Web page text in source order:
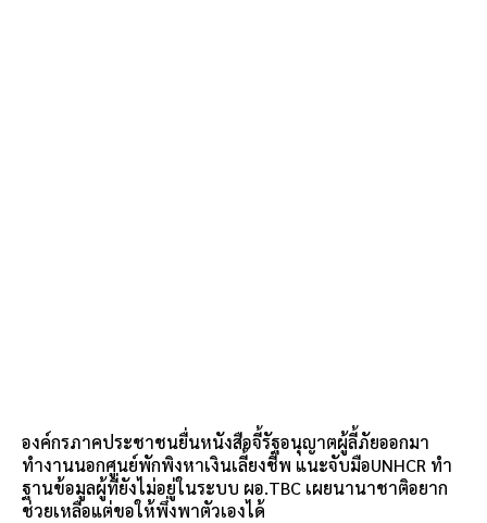
องค์กรภาคประชาชนยื่นหนังสือจี้รัฐอนุญาตผู้ลี้ภัยออกมา
ทำงานนอกศูนย์พักพิงหาเงินเลี้ยงชีพ แนะจับมือUNHCR ทำ
ฐานข้อมูลผู้ที่ยังไม่อยู่ในระบบ ผอ.TBC เผยนานาชาติอยาก
ช่วยเหลือแต่ขอให้พึ่งพาตัวเองได้